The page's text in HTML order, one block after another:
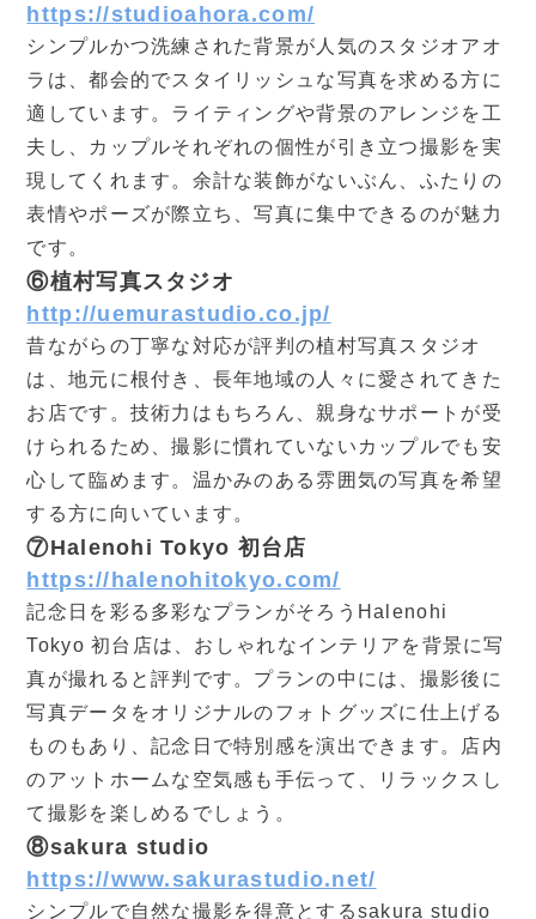
https://studioahora.com/
シンプルかつ洗練された背景が人気のスタジオアオ
ラは、都会的でスタイリッシュな写真を求める方に
適しています。ライティングや背景のアレンジを工
夫し、カップルそれぞれの個性が引き立つ撮影を実
現してくれます。余計な装飾がないぶん、ふたりの
表情やポーズが際立ち、写真に集中できるのが魅力
です。
⑥植村写真スタジオ
http://uemurastudio.co.jp/
昔ながらの丁寧な対応が評判の植村写真スタジオ
は、地元に根付き、長年地域の人々に愛されてきた
お店です。技術力はもちろん、親身なサポートが受
けられるため、撮影に慣れていないカップルでも安
心して臨めます。温かみのある雰囲気の写真を希望
する方に向いています。
⑦Halenohi Tokyo 初台店
https://halenohitokyo.com/
記念日を彩る多彩なプランがそろうHalenohi
Tokyo 初台店は、おしゃれなインテリアを背景に写
真が撮れると評判です。プランの中には、撮影後に
写真データをオリジナルのフォトグッズに仕上げる
ものもあり、記念日で特別感を演出できます。店内
のアットホームな空気感も手伝って、リラックスし
て撮影を楽しめるでしょう。
⑧sakura studio
https://www.sakurastudio.net/
シンプルで自然な撮影を得意とするsakura studio